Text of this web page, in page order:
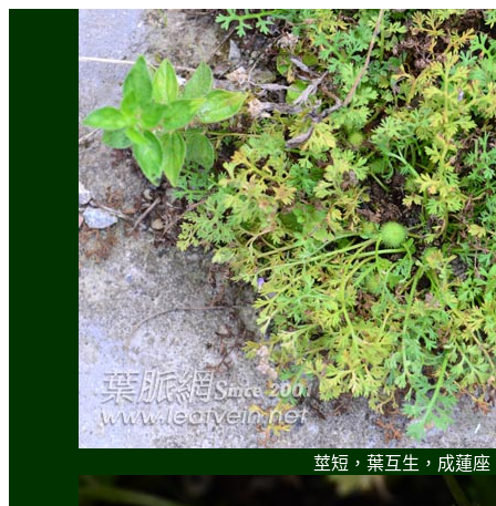
莖短，葉互生，成蓮座